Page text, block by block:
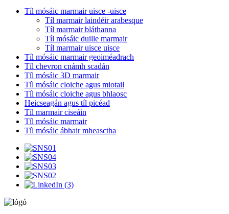
Tíl mósáic marmair uisce -uisce
Tíl marmair laindéir arabesque
Tíl marmair bláthanna
Tíl mósáic duille marmair
Tíl marmair uisce uisce
Tíl mósáic marmair geoiméadrach
Tíl chevron cnámh scadán
Tíl mósáic 3D marmair
Tíl mósáic cloiche agus miotail
Tíl mósáic cloiche agus bhlaosc
Heicseagán agus tíl picéad
Tíl marmair ciseáin
Tíl mósáic marmair
Tíl mósáic ábhair mheasctha